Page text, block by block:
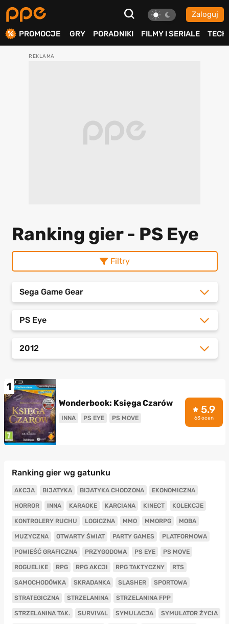
Zaloguj
PROMOCJE GRY PORADNIKI FILMY I SERIALE TECH
Ranking gier - PS Eye
Filtry
Sega Game Gear
PS Eye
2012
1
Wonderbook: Księga Czarów
INNA PS EYE PS MOVE
5.9
63 ocen
Ranking gier wg gatunku
AKCJA BIJATYKA BIJATYKA CHODZONA EKONOMICZNA
HORROR INNA KARAOKE KARCIANA KINECT KOLEKCJE
KONTROLERY RUCHU LOGICZNA MMO MMORPG MOBA
MUZYCZNA OTWARTY ŚWIAT PARTY GAMES PLATFORMOWA
POWIEŚĆ GRAFICZNA PRZYGODOWA PS EYE PS MOVE
ROGUELIKE RPG RPG AKCJI RPG TAKTYCZNY RTS
SAMOCHODÓWKA SKRADANKA SLASHER SPORTOWA
STRATEGICZNA STRZELANINA STRZELANINA FPP
STRZELANINA TAK. SURVIVAL SYMULACJA SYMULATOR ŻYCIA